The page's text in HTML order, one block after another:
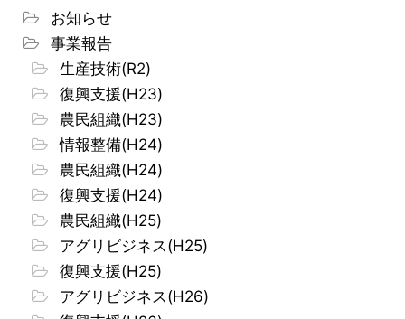
お知らせ
事業報告
生産技術(R2)
復興支援(H23)
農民組織(H23)
情報整備(H24)
農民組織(H24)
復興支援(H24)
農民組織(H25)
アグリビジネス(H25)
復興支援(H25)
アグリビジネス(H26)